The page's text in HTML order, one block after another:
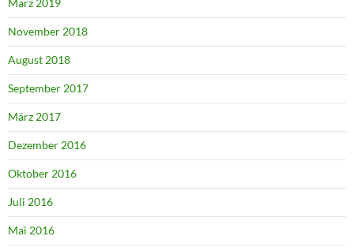
März 2019
November 2018
August 2018
September 2017
März 2017
Dezember 2016
Oktober 2016
Juli 2016
Mai 2016